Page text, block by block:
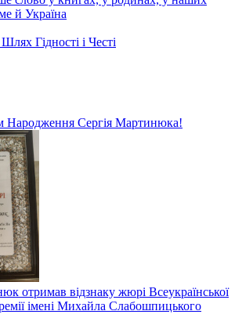
й Україна
Гідності і Честі
Народження Сергія Мартинюка!
отримав відзнаку жюрі Всеукраїнської
імені Михайла Слабошпицького